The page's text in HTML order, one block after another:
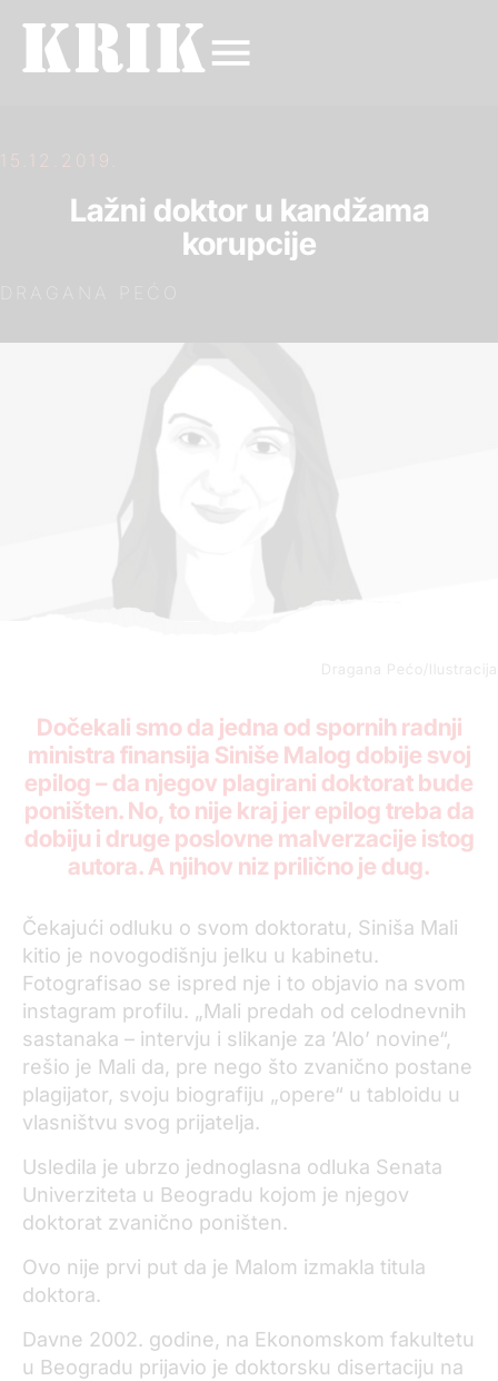
15.12.2019.
Lažni doktor u kandžama
korupcije
Dragana Pećo/Ilustracija
Dočekali smo da jedna od spornih radnji
ministra finansija Siniše Malog dobije svoj
epilog – da njegov plagirani doktorat bude
poništen. No, to nije kraj jer epilog treba da
dobiju i druge poslovne malverzacije istog
autora. A njihov niz prilično je dug.
Čekajući odluku o svom doktoratu, Siniša Mali
kitio je novogodišnju jelku u kabinetu.
Fotografisao se ispred nje i to objavio na svom
instagram profilu. „Mali predah od celodnevnih
sastanaka – intervju i slikanje za ’Alo’ novine“,
rešio je Mali da, pre nego što zvanično postane
plagijator, svoju biografiju „opere“ u tabloidu u
vlasništvu svog prijatelja.
Usledila je ubrzo jednoglasna odluka Senata
Univerziteta u Beogradu kojom je njegov
doktorat zvanično poništen.
Ovo nije prvi put da je Malom izmakla titula
doktora.
Davne 2002. godine, na Ekonomskom fakultetu
u Beogradu prijavio je doktorsku disertaciju na